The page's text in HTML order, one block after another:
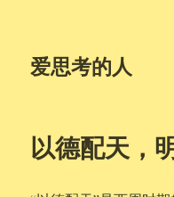
爱思考的人
以德配天，